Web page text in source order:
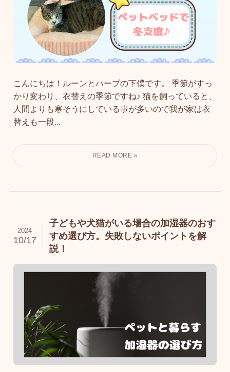
こんにちは！ルーンとハーブの下僕です。 季節がすっ
かり変わり、衣替えの季節ですね♪ 猫を飼っていると、
人間よりも寒そうにしている事が多いので我が家は衣
替えも一段...
子どもや犬猫がいる場合の加湿器のおす
すめ選び方。失敗しないポイントを解
説！
2024
10/17